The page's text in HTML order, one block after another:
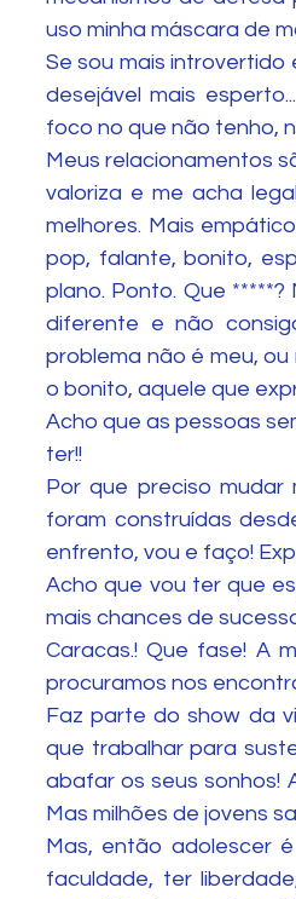
uso minha máscara de
Se sou mais introvertido
desejável mais
foco no que não tenho,
Meus relacionamentos
valoriza e me acha
melhores. Mais
pop, falante, bonito,
plano. Ponto. Que
diferente e não
problema não é meu,
o bonito, aquele que
Acho que as pessoas
ter!!
Por que preciso
foram construídas
enfrento, vou e faço!
Acho que vou ter que
mais chances de
Caracas.! Que fase! A
procuramos nos
Faz parte do show da
que trabalhar para
abafar os seus sonhos!
Mas milhões de jovens
Mas, então adolescer
faculdade, ter